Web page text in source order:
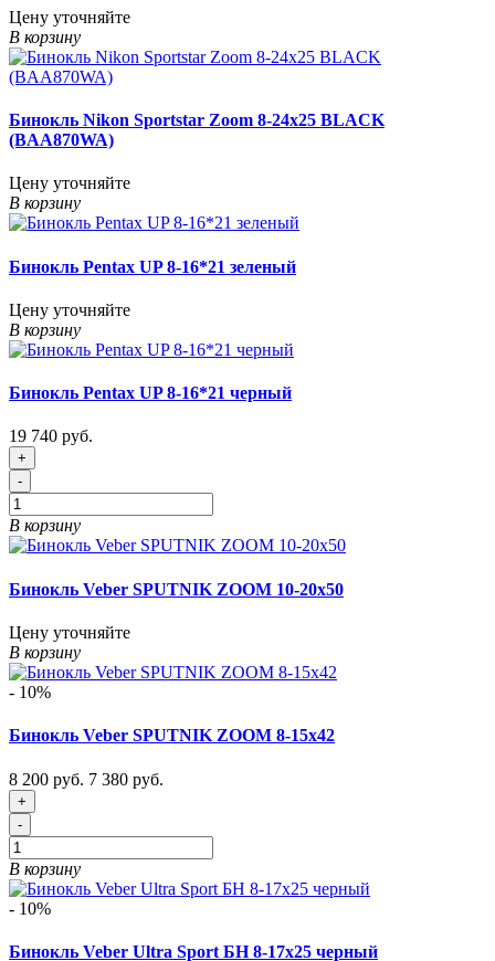
Цену уточняйте
В корзину
Бинокль Nikon Sportstar Zoom 8-24х25 BLACK
(BAA870WA)
Цену уточняйте
В корзину
Бинокль Pentax UP 8-16*21 зеленый
Цену уточняйте
В корзину
Бинокль Pentax UP 8-16*21 черный
19 740 руб.
+
-
В корзину
Бинокль Veber SPUTNIK ZOOM 10-20х50
Цену уточняйте
В корзину
- 10%
Бинокль Veber SPUTNIK ZOOM 8-15х42
8 200 руб. 7 380 руб.
+
-
В корзину
- 10%
Бинокль Veber Ultra Sport БН 8-17x25 черный